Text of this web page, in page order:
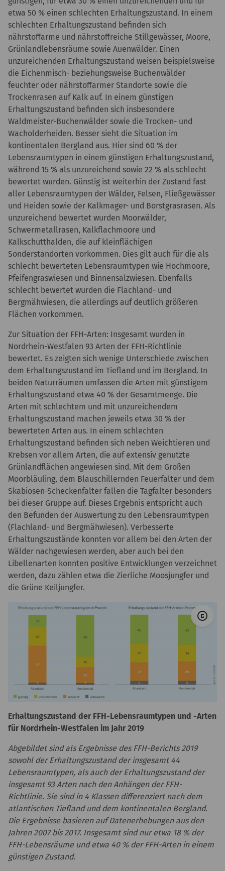
etwa 50 % einen schlechten Erhaltungszustand. In einem
schlechten Erhaltungszustand befinden sich
nährstoffarme und nährstoffreiche Stillgewässer, Moore,
Grünlandlebensräume sowie Auenwälder. Einen
unzureichenden Erhaltungszustand weisen beispielsweise
die Eichenmisch- beziehungsweise Buchenwälder
feuchter oder nährstoffarmer Standorte sowie die
Trockenrasen auf Kalk auf. In einem günstigen
Erhaltungszustand befinden sich insbesondere
Waldmeister-Buchenwälder sowie die Trocken- und
Wacholderheiden. Besser sieht die Situation im
kontinentalen Bergland aus. Hier sind 60 % der
Lebensraumtypen in einem günstigen Erhaltungszustand,
während 15 % als unzureichend sowie 22 % als schlecht
bewertet wurden. Günstig ist weiterhin der Zustand fast
aller Lebensraumtypen der Wälder, Felsen, Fließgewässer
und Heiden sowie der Kalkmager- und Borstgrasrasen. Als
unzureichend bewertet wurden Moorwälder,
Schwermetallrasen, Kalkflachmoore und
Kalkschutthalden, die auf kleinflächigen
Sonderstandorten vorkommen. Dies gilt auch für die als
schlecht bewerteten Lebensraumtypen wie Hochmoore,
Pfeifengraswiesen und Binnensalzwiesen. Ebenfalls
schlecht bewertet wurden die Flachland- und
Bergmähwiesen, die allerdings auf deutlich größeren
Flächen vorkommen.
Zur Situation der FFH-Arten: Insgesamt wurden in
Nordrhein-Westfalen 93 Arten der FFH-Richtlinie
bewertet. Es zeigten sich wenige Unterschiede zwischen
dem Erhaltungszustand im Tiefland und im Bergland. In
beiden Naturräumen umfassen die Arten mit günstigem
Erhaltungszustand etwa 40 % der Gesamtmenge. Die
Arten mit schlechtem und mit unzureichendem
Erhaltungszustand machen jeweils etwa 30 % der
bewerteten Arten aus. In einem schlechten
Erhaltungszustand befinden sich neben Weichtieren und
Krebsen vor allem Arten, die auf extensiv genutzte
Grünlandflächen angewiesen sind. Mit dem Großen
Moorbläuling, dem Blauschillernden Feuerfalter und dem
Skabiosen-Scheckenfalter fallen die Tagfalter besonders
bei dieser Gruppe auf. Dieses Ergebnis entspricht auch
den Befunden der Auswertung zu den Lebensraumtypen
(Flachland- und Bergmähwiesen). Verbesserte
Erhaltungszustände konnten vor allem bei den Arten der
Wälder nachgewiesen werden, aber auch bei den
Libellenarten konnten positive Entwicklungen verzeichnet
werden, dazu zählen etwa die Zierliche Moosjungfer und
die Grüne Keiljungfer.
copyright
Erhaltungszustand der FFH-Lebensraumtypen und -Arten
für Nordrhein-Westfalen im Jahr 2019
Abgebildet sind als Ergebnisse des FFH-Berichts 2019
sowohl der Erhaltungszustand der insgesamt 44
Lebensraumtypen, als auch der Erhaltungszustand der
insgesamt 93 Arten nach den Anhängen der FFH-
Richtlinie. Sie sind in 4 Klassen differenziert nach dem
atlantischen Tiefland und dem kontinentalen Bergland.
Die Ergebnisse basieren auf Datenerhebungen aus den
Jahren 2007 bis 2017. Insgesamt sind nur etwa 18 % der
FFH-Lebensräume und etwa 40 % der FFH-Arten in einem
günstigen Zustand.